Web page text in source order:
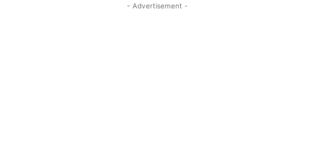
- Advertisement -